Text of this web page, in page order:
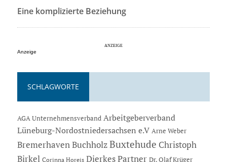
Eine komplizierte Beziehung
Anzeige
SCHLAGWORTE
AGA Unternehmensverband Arbeitgeberverband
Lüneburg-Nordostniedersachsen e.V Arne Weber
Bremerhaven Buchholz Buxtehude Christoph
Birkel Corinna Horeis Dierkes Partner Dr. Olaf Krüger